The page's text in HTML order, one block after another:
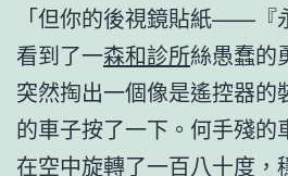
「但你的後視鏡貼紙——『
看到了一森和診所絲愚蠢的
突然掏出一個像是遙控器的
的車子按了一下。何手殘的
在空中旋轉了一百八十度，